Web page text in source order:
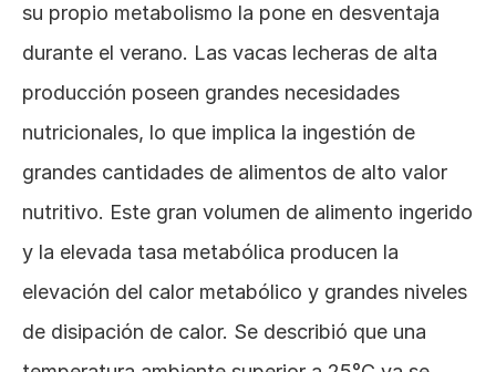
su propio metabolismo la pone en desventaja
durante el verano. Las vacas lecheras de alta
producción poseen grandes necesidades
nutricionales, lo que implica la ingestión de
grandes cantidades de alimentos de alto valor
nutritivo. Este gran volumen de alimento ingerido
y la elevada tasa metabólica producen la
elevación del calor metabólico y grandes niveles
de disipación de calor. Se describió que una